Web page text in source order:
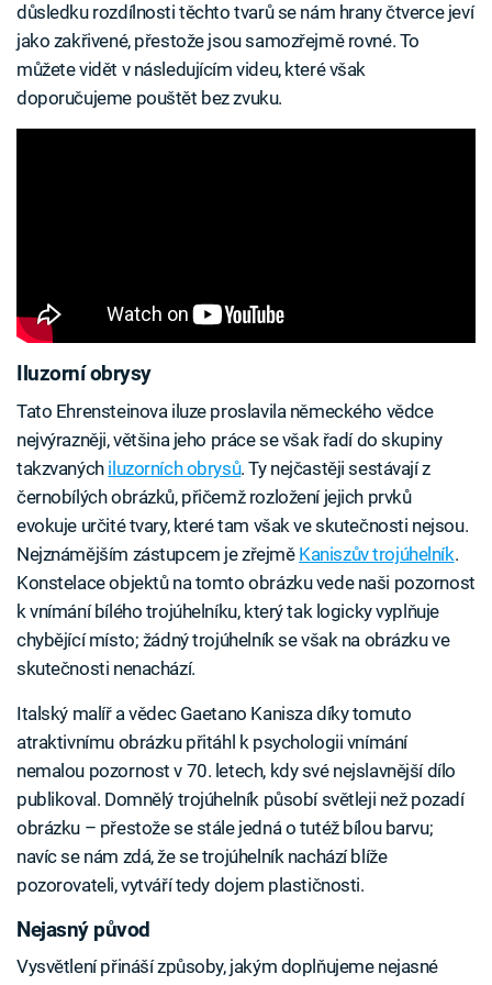
důsledku rozdílnosti těchto tvarů se nám hrany čtverce jeví
jako zakřivené, přestože jsou samozřejmě rovné. To
můžete vidět v následujícím videu, které však
doporučujeme pouštět bez zvuku.
Iluzorní obrysy
Tato Ehrensteinova iluze proslavila německého vědce
nejvýrazněji, většina jeho práce se však řadí do skupiny
takzvaných iluzorních obrysů. Ty nejčastěji sestávají z
černobílých obrázků, přičemž rozložení jejich prvků
evokuje určité tvary, které tam však ve skutečnosti nejsou.
Nejznámějším zástupcem je zřejmě Kaniszův trojúhelník.
Konstelace objektů na tomto obrázku vede naši pozornost
k vnímání bílého trojúhelníku, který tak logicky vyplňuje
chybějící místo; žádný trojúhelník se však na obrázku ve
skutečnosti nenachází.
Italský malíř a vědec Gaetano Kanisza díky tomuto
atraktivnímu obrázku přitáhl k psychologii vnímání
nemalou pozornost v 70. letech, kdy své nejslavnější dílo
publikoval. Domnělý trojúhelník působí světleji než pozadí
obrázku – přestože se stále jedná o tutéž bílou barvu;
navíc se nám zdá, že se trojúhelník nachází blíže
pozorovateli, vytváří tedy dojem plastičnosti.
Nejasný původ
Vysvětlení přináší způsoby, jakým doplňujeme nejasné